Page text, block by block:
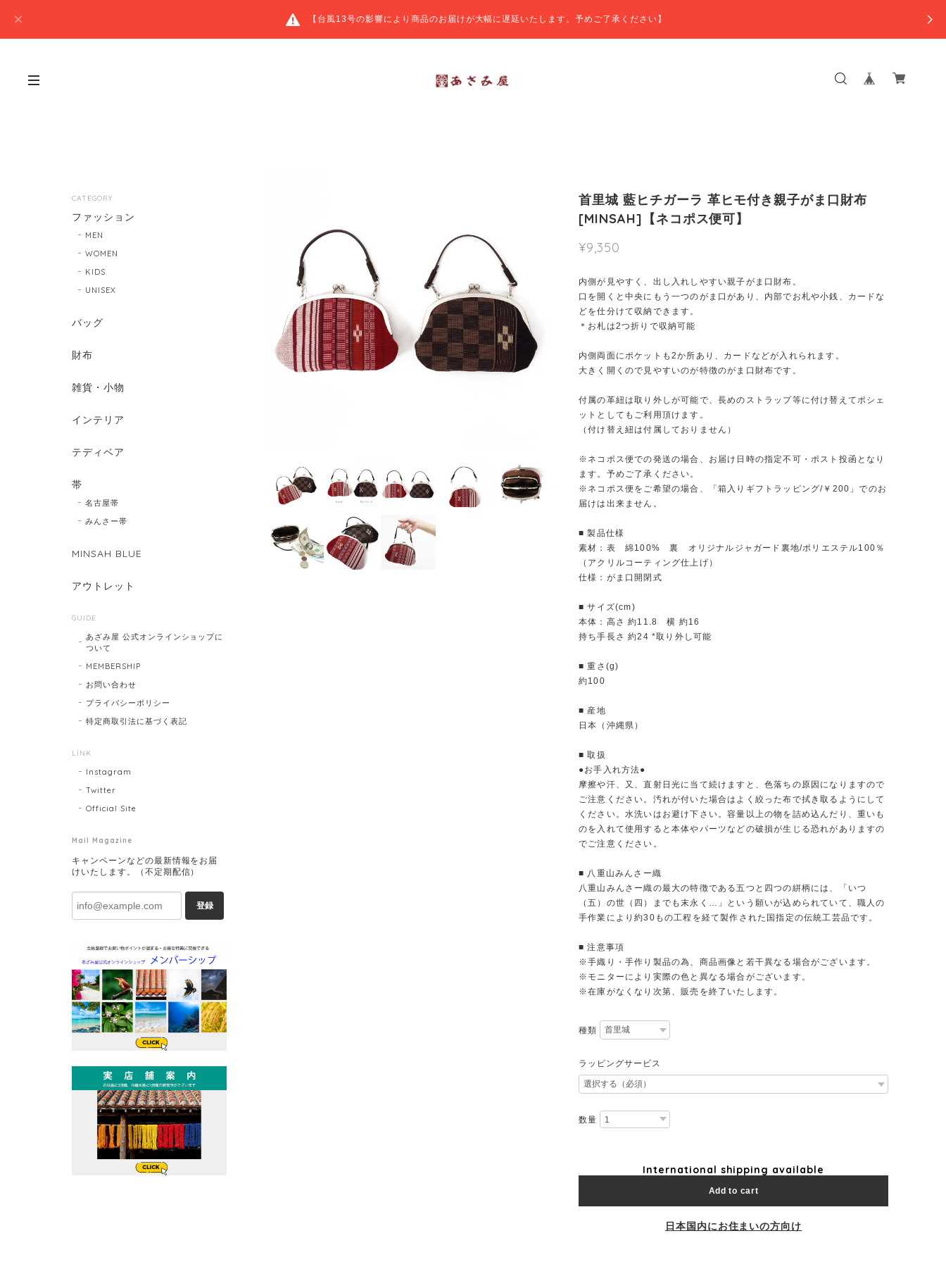
【台風13号の影響により商品のお届けが大幅に遅延いたします。予めご了承ください】
首里城 藍ヒチガーラ 革ヒモ付き親子がま口財布
[MINSAH]【ネコポス便可】
¥9,350
内側が見やすく、出し入れしやすい親子がま口財布。
口を開くと中央にもう一つのがま口があり、内部でお札や小銭、カードな
どを仕分けて収納できます。
＊お札は2つ折りで収納可能
内側両面にポケットも2か所あり、カードなどが入れられます。
大きく開くので見やすいのが特徴のがま口財布です。
付属の革紐は取り外しが可能で、長めのストラップ等に付け替えてポシェ
ットとしてもご利用頂けます。
（付け替え紐は付属しておりません）
※ネコポス便での発送の場合、お届け日時の指定不可・ポスト投函となり
ます。予めご了承ください。
※ネコポス便をご希望の場合、「箱入りギフトラッピング/￥200」でのお
届けは出来ません。
■ 製品仕様
素材：表 綿100% 裏 オリジナルジャガード裏地/ポリエステル100％
（アクリルコーティング仕上げ）
仕様：がま口開閉式
■ サイズ(cm)
本体：高さ 約11.8 横 約16
持ち手長さ 約24 *取り外し可能
■ 重さ(g)
約100
■ 産地
日本（沖縄県）
■ 取扱
●お手入れ方法●
摩擦や汗、又、直射日光に当て続けますと、色落ちの原因になりますので
ご注意ください。汚れが付いた場合はよく絞った布で拭き取るようにして
ください。水洗いはお避け下さい。容量以上の物を詰め込んだり、重いも
のを入れて使用すると本体やパーツなどの破損が生じる恐れがありますの
でご注意ください。
■ 八重山みんさー織
八重山みんさー織の最大の特徴である五つと四つの絣柄には、「いつ
（五）の世（四）までも末永く…」という願いが込められていて、職人の
手作業により約30もの工程を経て製作された国指定の伝統工芸品です。
■ 注意事項
※手織り・手作り製品の為、商品画像と若干異なる場合がございます。
※モニターにより実際の色と異なる場合がございます。
※在庫がなくなり次第、販売を終了いたします。
種類
ラッピングサービス
数量
International shipping available
Add to cart
日本国内にお住まいの方向け
CATEGORY
ファッション
MEN
WOMEN
KIDS
UNISEX
バッグ
財布
雑貨・小物
インテリア
テディベア
帯
名古屋帯
みんさー帯
MINSAH BLUE
アウトレット
GUIDE
あざみ屋 公式オンラインショップに
ついて
MEMBERSHIP
お問い合わせ
プライバシーポリシー
特定商取引法に基づく表記
LINK
Instagram
Twitter
Official Site
Mail Magazine
キャンペーンなどの最新情報をお届
けいたします。（不定期配信）
登録